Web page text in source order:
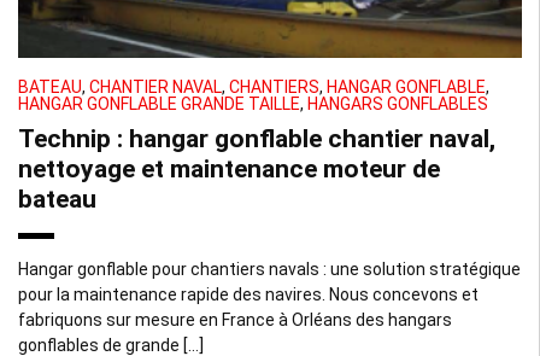
BATEAU, CHANTIER NAVAL, CHANTIERS, HANGAR GONFLABLE,
HANGAR GONFLABLE GRANDE TAILLE, HANGARS GONFLABLES
Technip : hangar gonflable chantier naval,
nettoyage et maintenance moteur de
bateau
Hangar gonflable pour chantiers navals : une solution stratégique
pour la maintenance rapide des navires. Nous concevons et
fabriquons sur mesure en France à Orléans des hangars
gonflables de grande […]